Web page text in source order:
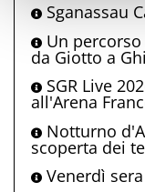
Sganassau
Un
da Giotto a
SGR Live
all'Arena
Notturno
scoperta dei
Venerdì